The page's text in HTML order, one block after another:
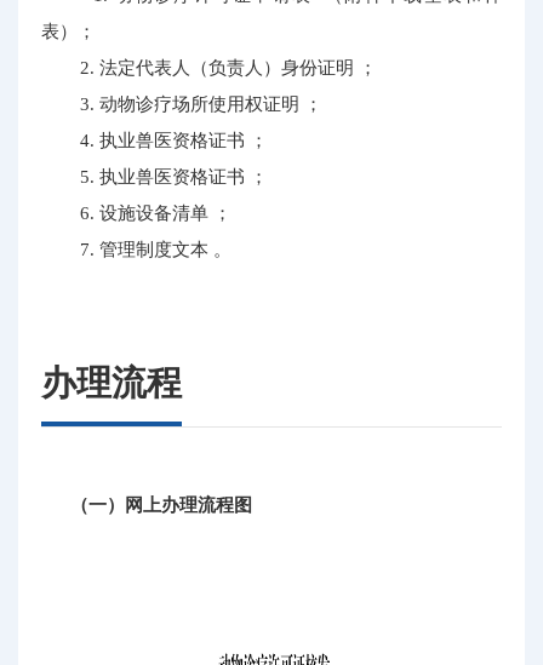
表）；
2. 法定代表人（负责人）身份证明 ；
3. 动物诊疗场所使用权证明 ；
4. 执业兽医资格证书 ；
5. 执业兽医资格证书 ；
6. 设施设备清单 ；
7. 管理制度文本 。
办理流程
（一）网上办理流程图